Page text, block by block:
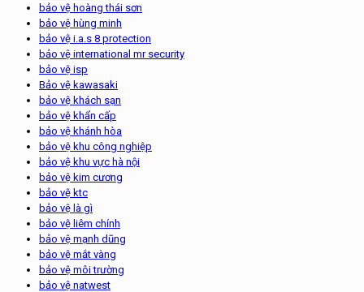
bảo vệ hoàng thái sơn
bảo vệ hùng minh
bảo vệ i.a.s 8 protection
bảo vệ international mr security
bảo vệ isp
Bảo vệ kawasaki
bảo vệ khách sạn
bảo vệ khẩn cấp
bảo vệ khánh hòa
bảo vệ khu công nghiệp
bảo vệ khu vực hà nội
bảo vệ kim cương
bảo vệ ktc
bảo vệ là gì
bảo vệ liêm chính
bảo vệ mạnh dũng
bảo vệ mắt vàng
bảo vệ môi trường
bảo vệ natwest